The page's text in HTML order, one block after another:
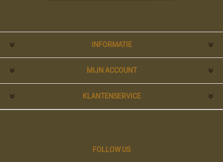
INFORMATIE
MIJN ACCOUNT
KLANTENSERVICE
FOLLOW US